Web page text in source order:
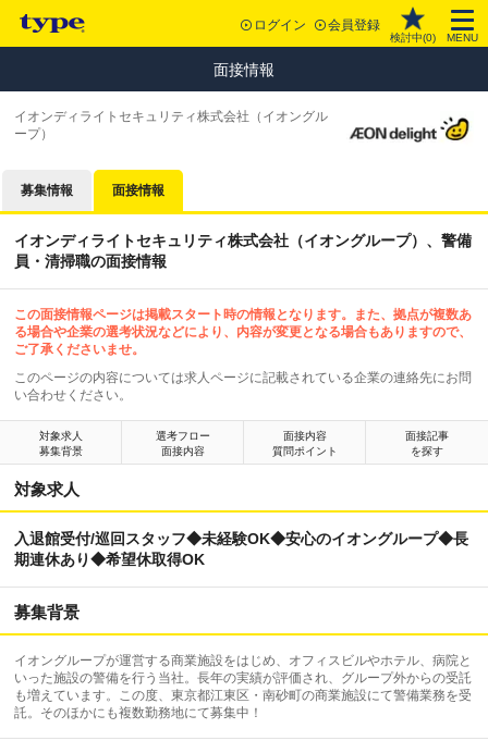
ログイン 会員登録
検討中(0) MENU
面接情報
イオンディライトセキュリティ株式会社（イオングル
ープ）
募集情報 面接情報
イオンディライトセキュリティ株式会社（イオングループ）、警備
員・清掃職の面接情報
この面接情報ページは掲載スタート時の情報となります。また、拠点が複数あ
る場合や企業の選考状況などにより、内容が変更となる場合もありますので、
ご了承くださいませ。
このページの内容については求人ページに記載されている企業の連絡先にお問
い合わせください。
対象求人
募集背景
選考フロー
面接内容
面接内容
質問ポイント
面接記事
を探す
対象求人
入退館受付/巡回スタッフ◆未経験OK◆安心のイオングループ◆長
期連休あり◆希望休取得OK
募集背景
イオングループが運営する商業施設をはじめ、オフィスビルやホテル、病院と
いった施設の警備を行う当社。長年の実績が評価され、グループ外からの受託
も増えています。この度、東京都江東区・南砂町の商業施設にて警備業務を受
託。そのほかにも複数勤務地にて募集中！